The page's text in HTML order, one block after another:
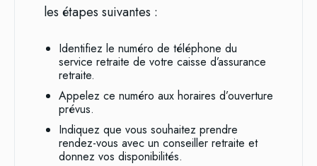
les étapes suivantes :
Identifiez le numéro de téléphone du
service retraite de votre caisse d’assurance
retraite.
Appelez ce numéro aux horaires d’ouverture
prévus.
Indiquez que vous souhaitez prendre
rendez-vous avec un conseiller retraite et
donnez vos disponibilités.